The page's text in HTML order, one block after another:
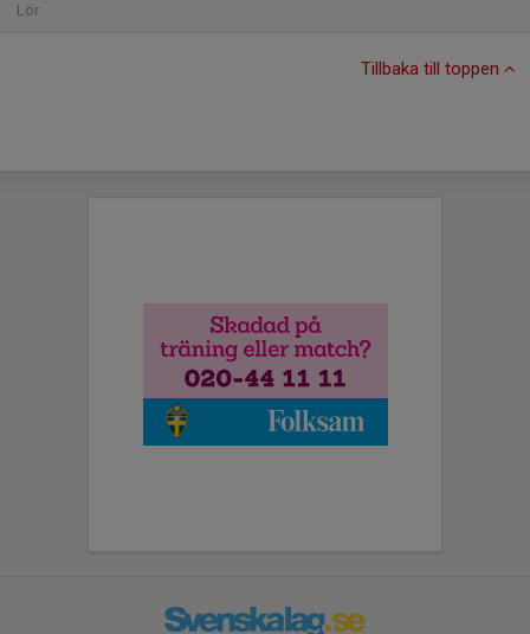
Lör
Tillbaka till toppen